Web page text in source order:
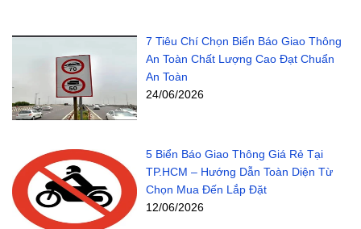
7 Tiêu Chí Chọn Biển Báo Giao Thông
An Toàn Chất Lượng Cao Đạt Chuẩn
An Toàn
24/06/2026
5 Biển Báo Giao Thông Giá Rẻ Tại
TP.HCM – Hướng Dẫn Toàn Diện Từ
Chọn Mua Đến Lắp Đặt
12/06/2026